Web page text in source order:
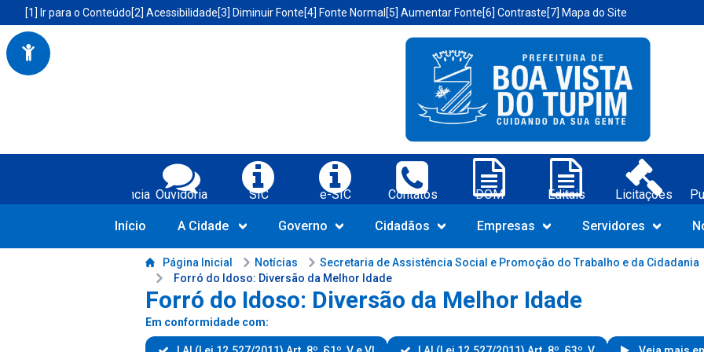
Portal da Prefeitura Municipal de Boa Vista do Tupim-BA
Acessibilidade da Prefeitura de Boa Vista do Tupim-BA
[1] Ir para o Conteúdo[2] Acessibilidade[3] Diminuir Fonte[4] Fonte Normal [5] Aumentar Fonte[6] Contraste[7] Mapa do Site
Serviços da Prefeitura Municipal de Boa Vista do Tupim-BA;
Transparência Ouvidoria SIC e-SIC Contatos DOM Editais Licitações
Navegue pelo portal da
Início A Cidade Governo Cidadãos Empresas Servidores
Conteúdo da Prefeitura de Boa Vista do Tupim-BA
Página Inicial Notícias
Secretaria de Assistência Social e Promoção do Trabalho e da Cidadania
Forró do Idoso: Diversão da Melhor Idade
Forró do Idoso: Diversão da Melhor Idade
Em conformidade com: